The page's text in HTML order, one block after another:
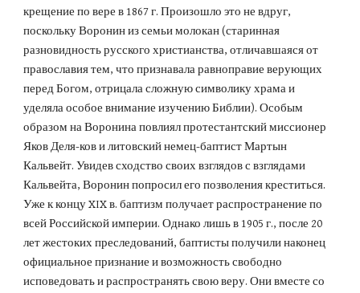
крещение по вере в 1867 г. Произошло это не вдруг,
поскольку Воронин из семьи молокан (старинная
разновидность русского христианства, отличавшаяся от
православия тем, что признавала равноправие верующих
перед Богом, отрицала сложную символику храма и
уделяла особое внимание изучению Библии). Особым
образом на Воронина повлиял протестантский миссионер
Яков Деля-ков и литовский немец-баптист Мартын
Кальвейт. Увидев сходство своих взглядов с взглядами
Кальвейта, Воронин попросил его позволения креститься.
Уже к концу XIX в. баптизм получает распространение по
всей Российской империи. Однако лишь в 1905 г., после 20
лет жестоких преследований, баптисты получили наконец
официальное признание и возможность свободно
исповедовать и распространять свою веру. Они вместе со